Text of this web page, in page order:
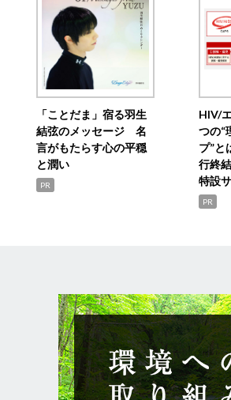
「ことだま」宿る羽生
結弦のメッセージ 名
言がもたらす心の平穏
と潤い
PR
HIV/
つの“
プ”
行終
特設
PR